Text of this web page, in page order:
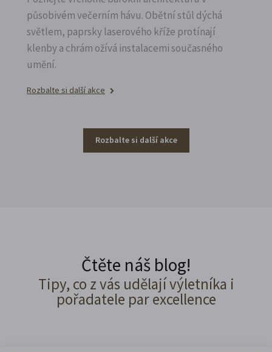
působivém večerním hávu. Obětní stůl dýchá
světlem, paprsky laserového kříže protínají
klenby a chrám ožívá instalacemi současného
umění.
Rozbalte si další akce
Rozbalte si další akce
Čtěte náš blog!
Tipy, co z vás udělají výletníka i
pořadatele par excellence